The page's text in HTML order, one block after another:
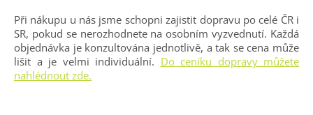
Při nákupu u nás jsme schopni zajistit dopravu po celé ČR i
SR, pokud se nerozhodnete na osobním vyzvednutí. Každá
objednávka je konzultována jednotlivě, a tak se cena může
lišit a je velmi individuální. Do ceníku dopravy můžete
nahlédnout zde.